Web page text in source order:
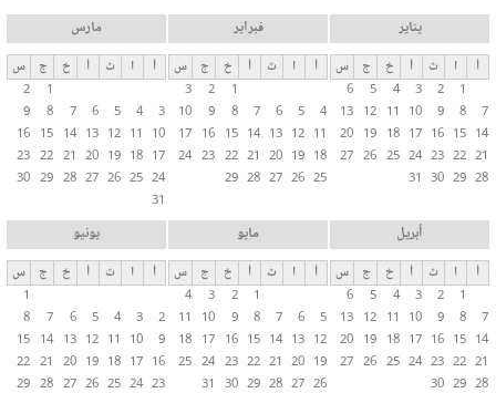
ب
ا
ت
ا
ل
أ
س
ا
س
ي
ة
يناير
أ ا ث أ خ ج
س
1
2
3
4
5
6
7
8
9
10
11
12
13
14
15
16
17
18
19
20
21
22
23
24
25
26
27
28
29
30
31
فبراير
أ ا ث أ خ ج
س
1
2
3
4
5
6
7
8
9
10
11
12
13
14
15
16
17
18
19
20
21
22
23
24
25
26
27
28
29
مارس
أ ا ث أ خ ج
س
1
2
3
4
5
6
7
8
9
10
11
12
13
14
15
16
17
18
19
20
21
22
23
24
25
26
27
28
29
30
31
أبريل
أ ا ث أ خ ج
س
1
2
3
4
5
6
7
8
9
10
11
12
13
14
15
16
17
18
19
20
21
22
23
24
25
26
27
28
29
30
مايو
أ ا ث أ خ ج
س
1
2
3
4
5
6
7
8
9
10
11
12
13
14
15
16
17
18
19
20
21
22
23
24
25
26
27
28
29
30
31
يونيو
أ ا ث أ خ ج
س
1
2
3
4
5
6
7
8
9
10
11
12
13
14
15
16
17
18
19
20
21
22
23
24
25
26
27
28
29